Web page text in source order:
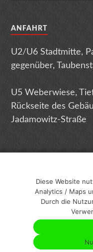
ANFAHRT
U2/U6 Stadtmitte,
gegenüber,
U5 Weberwiese,
Rückseite des
Jadamowitz-Straße
Impressum
© CHHG ALPHA
Diese Website
Analytics / Maps
Durch die